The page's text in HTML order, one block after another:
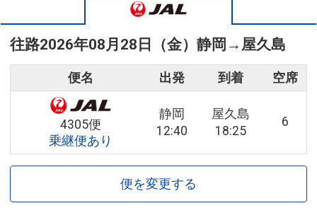
往路2026年08月28日（金） 静岡 → 屋久島
便名 出発 到着 空席
4305便
乗継便あり
静岡
12:40
屋久島
18:25
6
便を変更する